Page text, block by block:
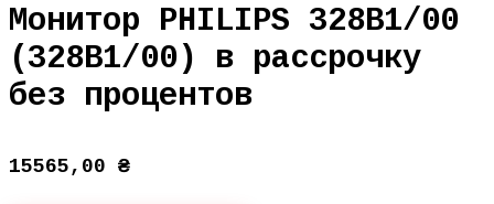
Монитор PHILIPS 328B1/00
(328B1/00) в рассрочку
без процентов
15565,00 ₴